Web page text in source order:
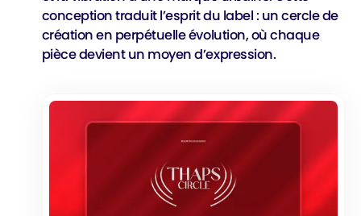
conception traduit l’esprit du label : un cercle de
création en perpétuelle évolution, où chaque
pièce devient un moyen d’expression.